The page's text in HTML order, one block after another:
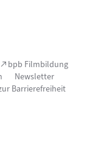
(Link
öffnet
im
neuen
bpb Filmbildung
Newsletter
Barrierefreiheit